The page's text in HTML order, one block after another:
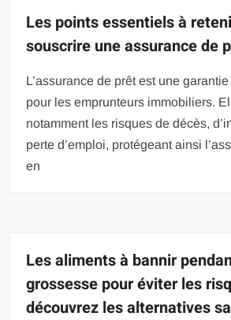
Les points essentiels à
souscrire une assurance de
L’assurance de prêt est une
pour les emprunteurs immobiliers.
notamment les risques de décès,
perte d’emploi, protégeant ainsi
en
Les aliments à bannir
grossesse pour éviter les
découvrez les alternatives